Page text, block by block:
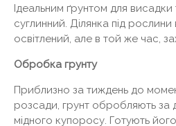
Ідеальним ґрунтом для висадки
суглинний. Ділянка під
освітлений, але в той же час,
Обробка грунту
Приблизно за тиждень до
розсади, грунт обробляють
мідного купоросу. Готують